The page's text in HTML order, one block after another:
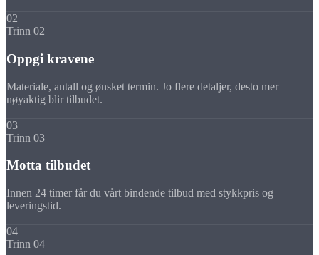
02
Trinn 02
Oppgi kravene
Materiale, antall og ønsket termin. Jo flere detaljer, desto mer
nøyaktig blir tilbudet.
03
Trinn 03
Motta tilbudet
Innen 24 timer får du vårt bindende tilbud med stykkpris og
leveringstid.
04
Trinn 04